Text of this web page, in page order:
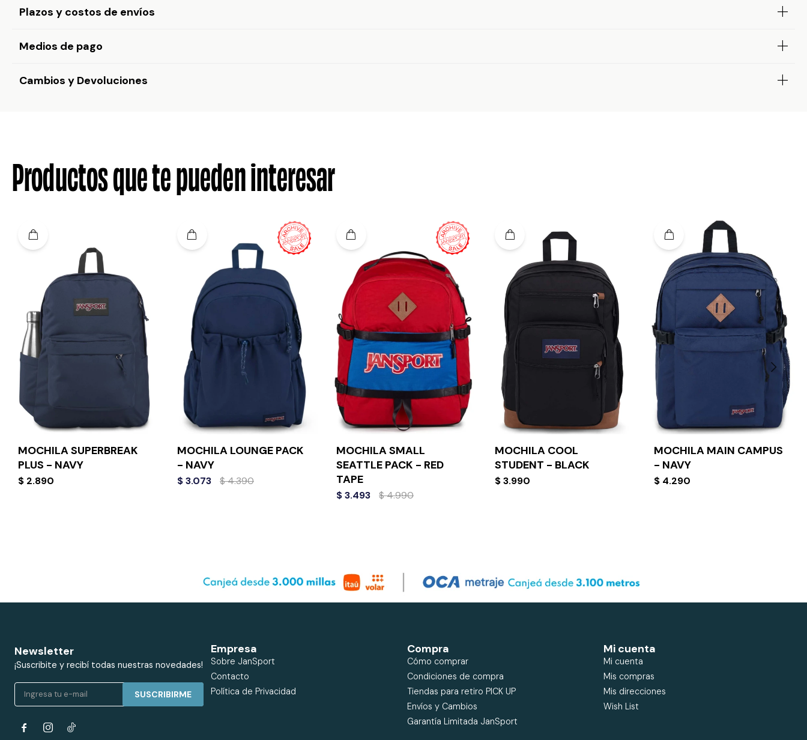
Plazos y costos de envíos
Medios de pago
Cambios y Devoluciones
Productos que te pueden interesar
MOCHILA SUPERBREAK
PLUS - NAVY
$ 2.890
MOCHILA LOUNGE PACK
- NAVY
$ 3.073 $4.390
MOCHILA SMALL
SEATTLE PACK - RED
TAPE
$ 3.493 $4.990
MOCHILA COOL
STUDENT - BLACK
$ 3.990
MOCHILA MAIN CAMPUS
- NAVY
$ 4.290
Newsletter
¡Suscribite y recibí todas nuestras novedades!
SUSCRIBIRME
 
Empresa
Sobre JanSport
Contacto
Política de Privacidad
Compra
Cómo comprar
Condiciones de compra
Tiendas para retiro PICK UP
Envíos y Cambios
Garantía Limitada JanSport
Mi cuenta
Mi cuenta
Mis compras
Mis direcciones
Wish List